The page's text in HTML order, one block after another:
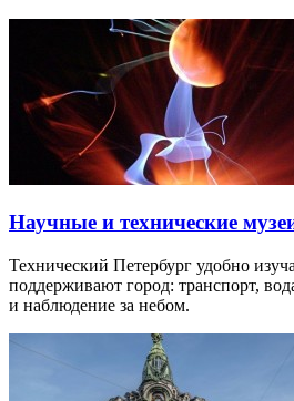
Научные и технические
Технический Петербург удобно
поддерживают город: транспорт,
и наблюдение за небом.